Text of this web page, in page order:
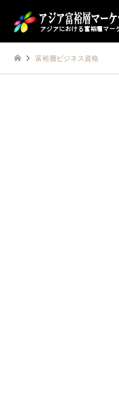
富裕層ビジネス資格